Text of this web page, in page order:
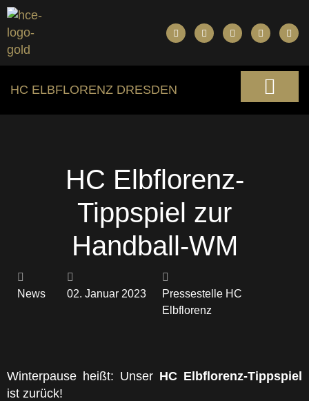
HC ELBFLORENZ DRESDEN
HC Elbflorenz-
Tippspiel zur
Handball-WM
News 02. Januar 2023
Pressestelle HC
Elbflorenz
Winterpause heißt: Unser HC Elbflorenz-Tippspiel
ist zurück!